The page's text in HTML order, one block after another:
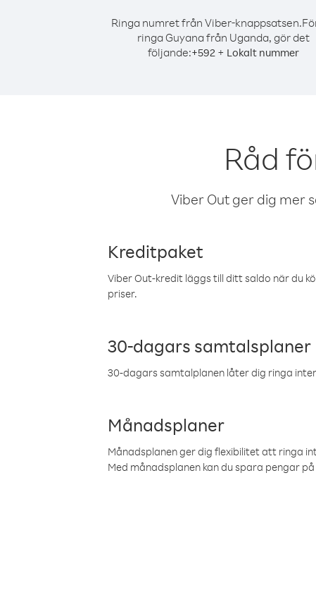
Ringa numret från Viber-knappsatsen.
ringa Guyana från Uganda, gör det
följande:+592+ Lokalt nummer
Råd
Viber Out ger dig mer
Kreditpaket
Viber Out-kredit läggs till ditt saldo när du
priser.
30-dagars samtalsplaner
30-dagars samtalplanen låter dig ringa
Månadsplaner
Månadsplanen ger dig flexibilitet att ringa
Med månadsplanen kan du spara pengar